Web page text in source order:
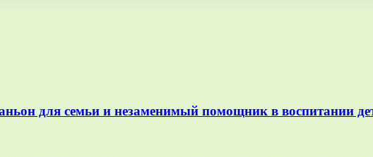
для семьи и незаменимый помощник в воспитании